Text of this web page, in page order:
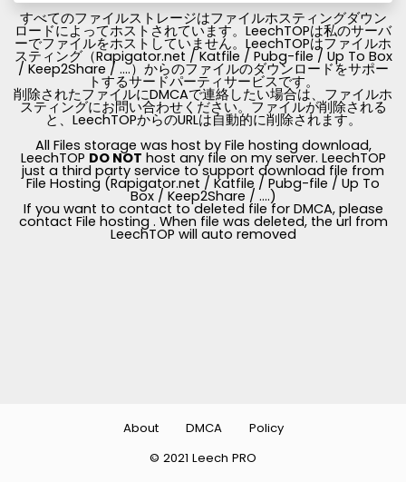
すべてのファイルストレージはファイルホスティングダウン
ロードによってホストされています。LeechTOPは私のサーバ
ーでファイルをホストしていません。LeechTOPはファイルホ
スティング（Rapigator.net / Katfile / Pubg-file / Up To Box
/ Keep2Share / ....）からのファイルのダウンロードをサポー
トするサードパーティサービスです。
削除されたファイルにDMCAで連絡したい場合は、ファイルホ
スティングにお問い合わせください。ファイルが削除される
と、LeechTOPからのURLは自動的に削除されます。
All Files storage was host by File hosting download,
LeechTOP DO NOT host any file on my server. LeechTOP
just a third party service to support download file from
File Hosting (Rapigator.net / Katfile / Pubg-file / Up To
Box / Keep2Share / ....)
If you want to contact to deleted file for DMCA, please
contact File hosting . When file was deleted, the url from
LeechTOP will auto removed
© 2021 Leech PRO
About DMCA Policy